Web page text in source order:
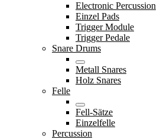
Electronic Percussion
Einzel Pads
Trigger Module
Trigger Pedale
Snare Drums
Metall Snares
Holz Snares
Felle
Fell-Sätze
Einzelfelle
Percussion